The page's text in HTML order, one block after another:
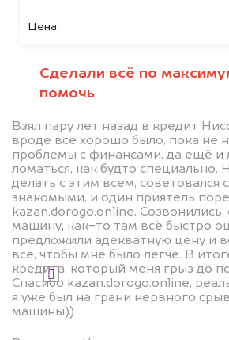
Цена:
Сделали всё по
помочь
Взял пару лет назад в кредит
вроде всё хорошо было, пока не
проблемы с финансами, да ещё и
ломаться, как будто специально.
делать с этим всем, советовался
знакомыми, и один приятель
kazan.dorogo.online.
машину, как-то там всё быстро
предложили адекватную цену и
всё, чтобы мне было легче. В
кредита, который меня грыз до
Спасибо kazan.dorogo.online,
я уже был на грани нервного
машины))
Мы купим ваше авто
Узнать
Я даю согласие на
персональных данных и
политикой